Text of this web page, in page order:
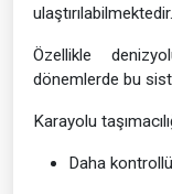
ulaştırılabilmektedir.
Özellikle
dönemlerde bu
Karayolu
Daha